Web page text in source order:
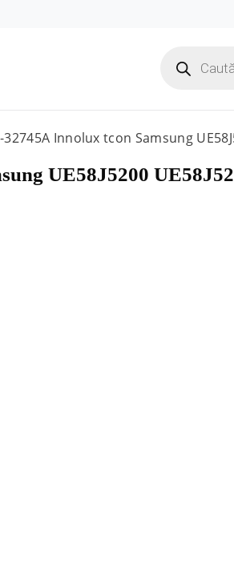
search
32745A Innolux tcon Samsung
UE58J5200